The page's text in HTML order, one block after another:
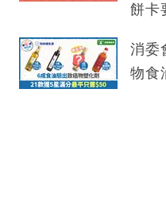
餅卡
消委
物食